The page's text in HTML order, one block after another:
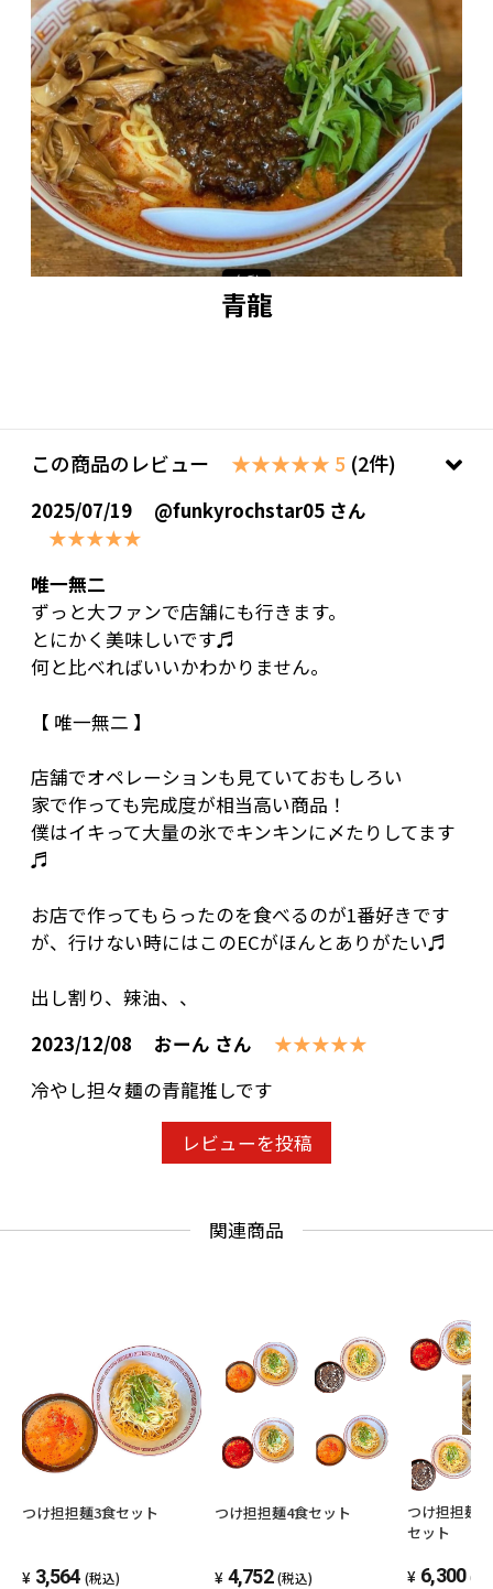
青龍
この商品のレビュー ★★★★★ 5 (2件)
2025/07/19
@funkyrochstar05 さん
★★★★★
唯一無二
ずっと大ファンで店舗にも行きます。
とにかく美味しいです♬
何と比べればいいかわかりません。
【 唯一無二 】
店舗でオペレーションも見ていておもしろい
家で作っても完成度が相当高い商品！
僕はイキって大量の氷でキンキンに〆たりしてます
♬
お店で作ってもらったのを食べるのが1番好きです
が、行けない時にはこのECがほんとありがたい♬
出し割り、辣油、、
2023/12/08
おーん さん
★★★★★
冷やし担々麺の青龍推しです
レビューを投稿
関連商品
つけ担担麺3食セット
3,564 (税込)
つけ担担麺4食セット
4,752 (税込)
つけ担担麺5
セット
6,300 (税